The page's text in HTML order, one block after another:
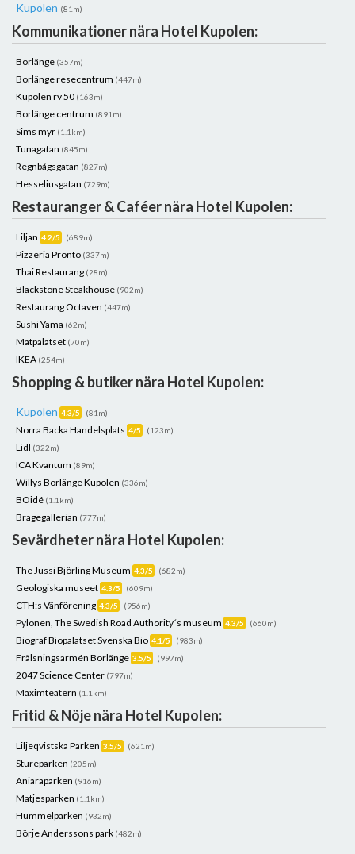
Kupolen (81m)
Kommunikationer nära Hotel Kupolen:
Borlänge (357m)
Borlänge resecentrum (447m)
Kupolen rv 50 (163m)
Borlänge centrum (891m)
Sims myr (1.1km)
Tunagatan (845m)
Regnbågsgatan (827m)
Hesseliusgatan (729m)
Restauranger & Caféer nära Hotel Kupolen:
Liljan 4.2/5 (689m)
Pizzeria Pronto (337m)
Thai Restaurang (28m)
Blackstone Steakhouse (902m)
Restaurang Octaven (447m)
Sushi Yama (62m)
Matpalatset (70m)
IKEA (254m)
Shopping & butiker nära Hotel Kupolen:
Kupolen 4.3/5 (81m)
Norra Backa Handelsplats 4/5 (123m)
Lidl (322m)
ICA Kvantum (89m)
Willys Borlänge Kupolen (336m)
BOidé (1.1km)
Bragegallerian (777m)
Sevärdheter nära Hotel Kupolen:
The Jussi Björling Museum 4.3/5 (682m)
Geologiska museet 4.3/5 (609m)
CTH:s Vänförening 4.3/5 (956m)
Pylonen, The Swedish Road Authority´s museum 4.3/5 (660m)
Biograf Biopalatset Svenska Bio 4.1/5 (983m)
Frälsningsarmén Borlänge 3.5/5 (997m)
2047 Science Center (797m)
Maximteatern (1.1km)
Fritid & Nöje nära Hotel Kupolen:
Liljeqvistska Parken 3.5/5 (621m)
Stureparken (205m)
Aniaraparken (916m)
Matjesparken (1.1km)
Hummelparken (932m)
Börje Anderssons park (482m)